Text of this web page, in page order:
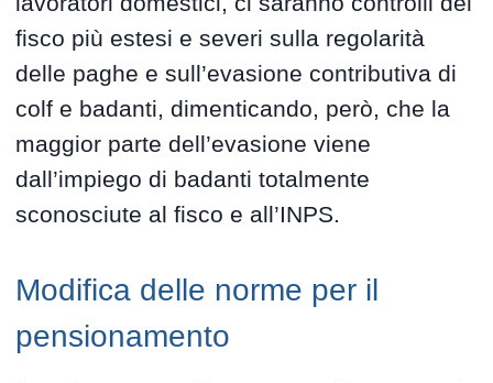
fisco più estesi e severi sulla regolarità
delle paghe e sull’evasione contributiva di
colf e badanti, dimenticando, però, che la
maggior parte dell’evasione viene
dall’impiego di badanti totalmente
sconosciute al fisco e all’INPS.
Modifica delle norme per il
pensionamento